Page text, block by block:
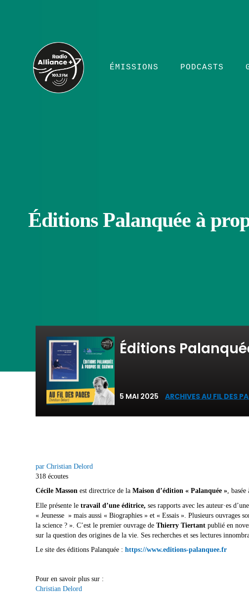
ÉMISSIONS PODCASTS
Éditions Palanquée à
Éditions
5 MAI 2025 ARCHIVES AU FIL DES
par Christian Delord
318 écoutes
Cécile Masson est directrice de la Maison d’édition « Palanquée »,
Elle présente le travail d’une éditrice, ses rapports avec les auteur·es
« Jeunesse » mais aussi « Biographies » et « Essais ». Plusieurs ouvrages
la science ? ». C’est le premier ouvrage de Thierry Tiertant publié en
sur la question des origines de la vie. Ses recherches et ses lectures
Le site des éditions Palanquée : https://www.editions-palanquee.fr
Pour en savoir plus sur :
Christian Delord